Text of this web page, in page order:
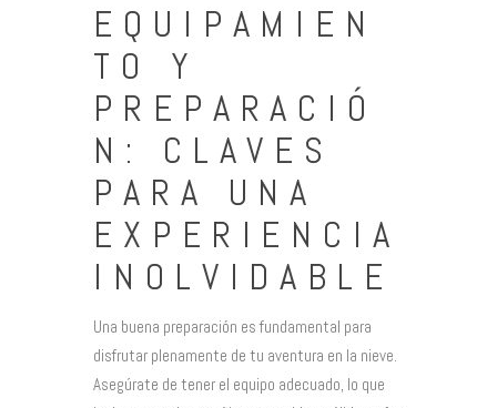
EQUIPAMIEN
TO Y
PREPARACIÓ
N: CLAVES
PARA UNA
EXPERIENCIA
INOLVIDABLE
Una buena preparación es fundamental para
disfrutar plenamente de tu aventura en la nieve.
Asegúrate de tener el equipo adecuado, lo que